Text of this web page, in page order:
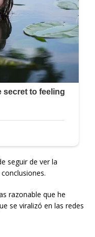
seguir de ver la
razonable que he
se viralizó en las redes